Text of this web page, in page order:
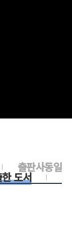
출판사동일
도서